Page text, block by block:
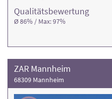
Qualitäts­bewertung
Ø 86% / Max: 97%
ZAR Mannheim
68309 Mannheim